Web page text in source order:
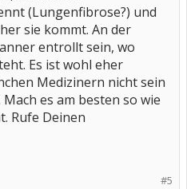
(Lungenfibrose?) und
sie kommt. An der
entrollt sein, wo
Es ist wohl eher
Medizinern nicht sein
es am besten so wie
Rufe Deinen
#5